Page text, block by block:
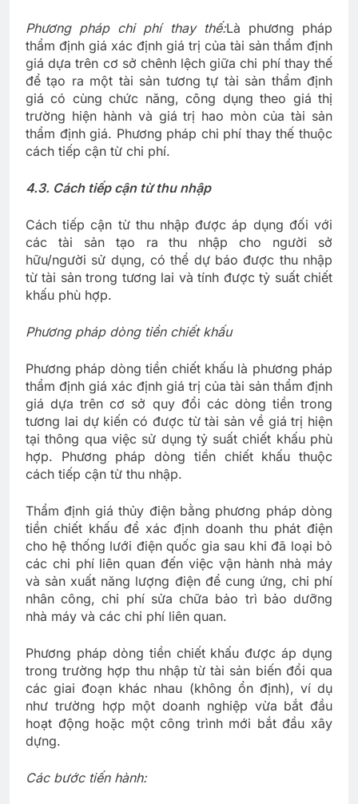
Phương pháp chi phí thay thế:Là phương pháp
thẩm định giá xác định giá trị của tài sản thẩm định
giá dựa trên cơ sở chênh lệch giữa chi phí thay thế
để tạo ra một tài sản tương tự tài sản thẩm định
giá có cùng chức năng, công dụng theo giá thị
trường hiện hành và giá trị hao mòn của tài sản
thẩm định giá. Phương pháp chi phí thay thế thuộc
cách tiếp cận từ chi phí.
4.3. Cách tiếp cận từ thu nhập
Cách tiếp cận từ thu nhập được áp dụng đối với
các tài sản tạo ra thu nhập cho người sở
hữu/người sử dụng, có thể dự báo được thu nhập
từ tài sản trong tương lai và tính được tỷ suất chiết
khấu phù hợp.
Phương pháp dòng tiền chiết khấu
Phương pháp dòng tiền chiết khấu là phương pháp
thẩm định giá xác định giá trị của tài sản thẩm định
giá dựa trên cơ sở quy đổi các dòng tiền trong
tương lai dự kiến có được từ tài sản về giá trị hiện
tại thông qua việc sử dụng tỷ suất chiết khấu phù
hợp. Phương pháp dòng tiền chiết khấu thuộc
cách tiếp cận từ thu nhập.
Thẩm định giá thủy điện bằng phương pháp dòng
tiền chiết khấu để xác định doanh thu phát điện
cho hệ thống lưới điện quốc gia sau khi đã loại bỏ
các chi phí liên quan đến việc vận hành nhà máy
và sản xuất năng lượng điện để cung ứng, chi phí
nhân công, chi phí sửa chữa bảo trì bảo dưỡng
nhà máy và các chi phí liên quan.
Phương pháp dòng tiền chiết khấu được áp dụng
trong trường hợp thu nhập từ tài sản biến đổi qua
các giai đoạn khác nhau (không ổn định), ví dụ
như trường hợp một doanh nghiệp vừa bắt đầu
hoạt động hoặc một công trình mới bắt đầu xây
dựng.
Các bước tiến hành: